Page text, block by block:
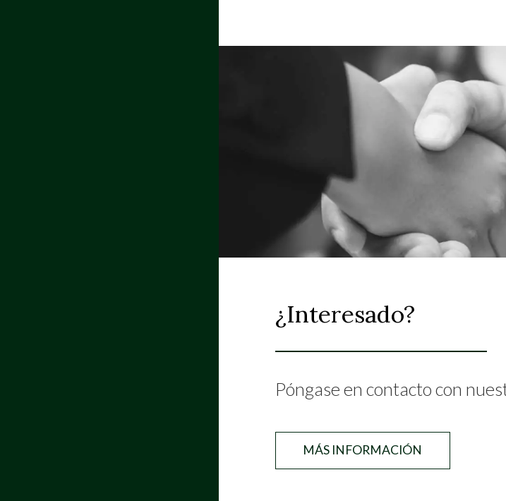
¿Interesado?
Póngase en contacto con
MÁS INFORMACIÓN